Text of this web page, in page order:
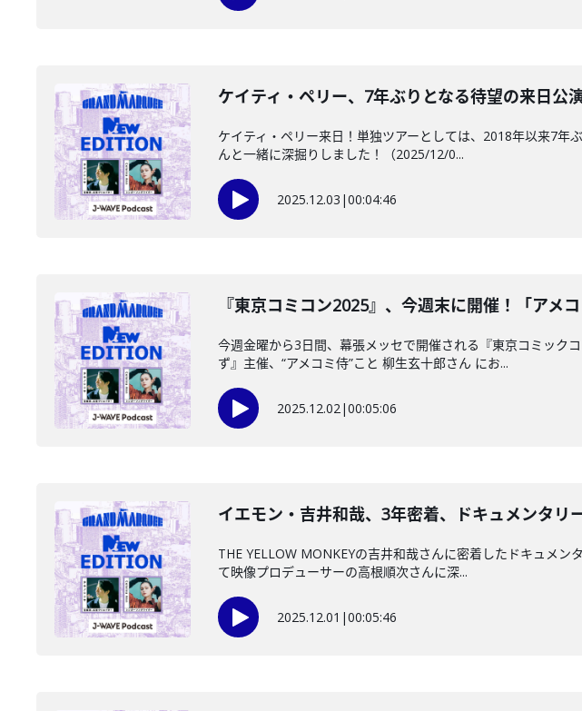
ケイティ・ペリー、7年ぶりとなる待望の来日公
ケイティ・ペリー来日！単独ツアーとしては、2018年以来7年
んと一緒に深掘りしました！（2025/12/0...
2025.12.03 |00:04:46
『東京コミコン2025』、今週末に開催！「ア
今週金曜から3日間、幕張メッセで開催される『東京コミック
ず』主催、“アメコミ侍”こと 柳生玄十郎さん にお...
2025.12.02|00:05:06
イエモン・吉井和哉、3年密着、ドキュメンタ
THE YELLOW MONKEYの吉井和哉さんに密着したドキュメ
て映像プロデューサーの高根順次さんに深...
2025.12.01 |00:05:46